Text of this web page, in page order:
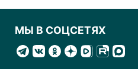
МЫ В СОЦСЕТЯХ